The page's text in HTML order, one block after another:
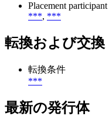
Placement participant
***, ***
転換および交換
転換条件
***
最新の発行体